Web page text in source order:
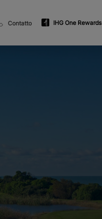
Contatto IHG One Rewards